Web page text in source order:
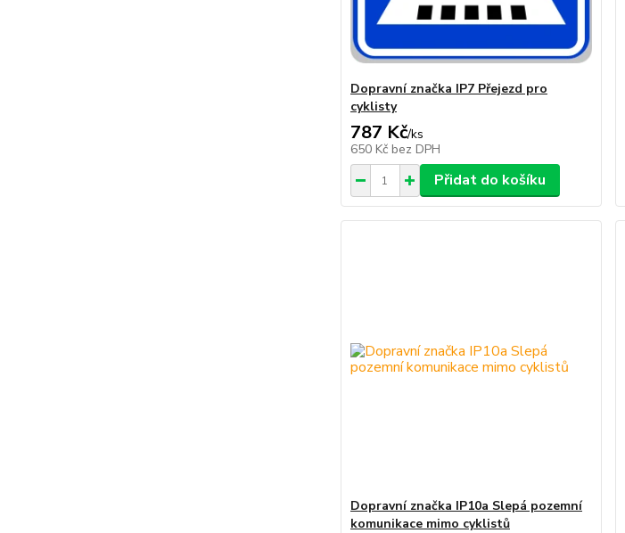
Dopravní značka IP7 Přejezd pro
cyklisty
787 Kč/ks
650 Kč bez DPH
Přidat do košíku
Dopravní značka IP10a Slepá pozemní
komunikace mimo cyklistů